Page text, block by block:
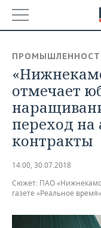
БАШКОРТОСТАН
ТАТАРСТАН
УДМУРТИЯ
НОВОСТИ
АНАЛИТИКА
НОВОСТИ
ДЕКЛАРАЦИИ О
КОРОЛИ
ЭКОНОМИКА
НОВОСТИ
ФИНАНСЫ
ПРОМЫШЛЕННОСТЬ
НОВОСТИ
АГРОПРОМ
НЕДВИЖИМОСТЬ
отмечает
переход на
контракты
14:00, 30.07.2018
Сюжет: ПАО
газете «Реальное время»